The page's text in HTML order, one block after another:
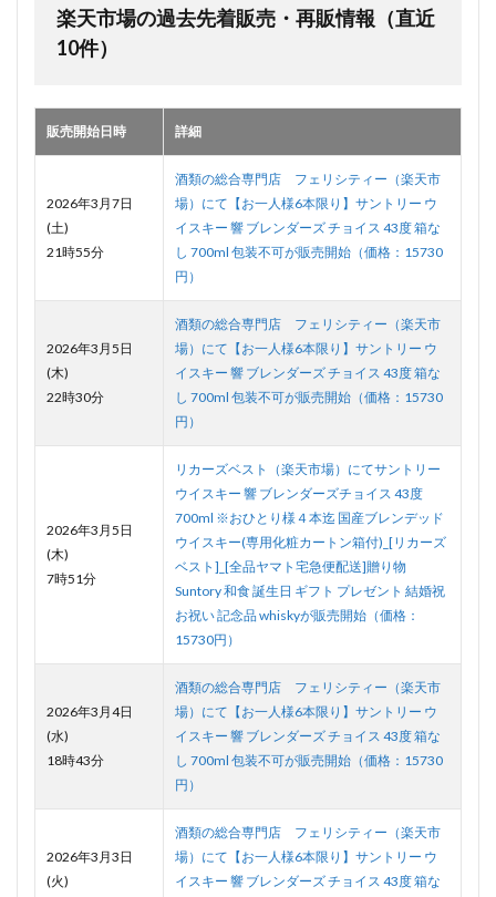
楽天市場の過去先着販売・再販情報（直近
10件）
販売開始日時 詳細
2026年3月7日
(土)
21時55分
酒類の総合専門店 フェリシティー（楽天市
場）にて【お一人様6本限り】サントリー ウ
イスキー 響 ブレンダーズ チョイス 43度 箱な
し 700ml 包装不可が販売開始（価格：15730
円）
2026年3月5日
(木)
22時30分
酒類の総合専門店 フェリシティー（楽天市
場）にて【お一人様6本限り】サントリー ウ
イスキー 響 ブレンダーズ チョイス 43度 箱な
し 700ml 包装不可が販売開始（価格：15730
円）
2026年3月5日
(木)
7時51分
リカーズベスト（楽天市場）にてサントリー
ウイスキー 響 ブレンダーズチョイス 43度
700ml ※おひとり様４本迄 国産ブレンデッド
ウイスキー(専用化粧カートン箱付)_[リカーズ
ベスト]_[全品ヤマト宅急便配送]贈り物
Suntory 和食 誕生日 ギフト プレゼント 結婚祝
お祝い 記念品 whiskyが販売開始（価格：
15730円）
2026年3月4日
(水)
18時43分
酒類の総合専門店 フェリシティー（楽天市
場）にて【お一人様6本限り】サントリー ウ
イスキー 響 ブレンダーズ チョイス 43度 箱な
し 700ml 包装不可が販売開始（価格：15730
円）
2026年3月3日
(火)
酒類の総合専門店 フェリシティー（楽天市
場）にて【お一人様6本限り】サントリー ウ
イスキー 響 ブレンダーズ チョイス 43度 箱な